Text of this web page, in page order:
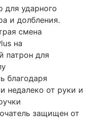
для ударного
и долбления.
смена
на
патрон для
благодаря
недалеко от руки и
защищен от